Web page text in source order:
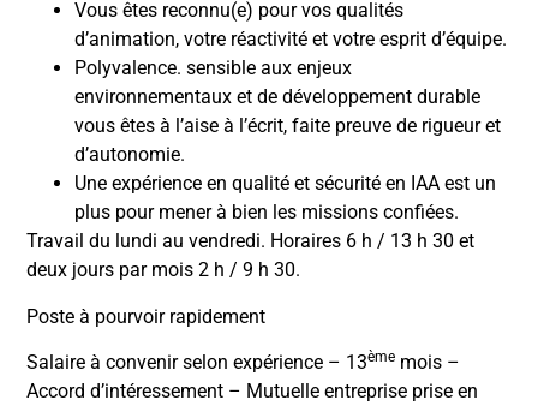
Vous êtes reconnu(e) pour vos qualités
d’animation, votre réactivité et votre esprit d’équipe.
Polyvalence. sensible aux enjeux
environnementaux et de développement durable
vous êtes à l’aise à l’écrit, faite preuve de rigueur et
d’autonomie.
Une expérience en qualité et sécurité en IAA est un
plus pour mener à bien les missions confiées.
Travail du lundi au vendredi. Horaires 6 h / 13 h 30 et
deux jours par mois 2 h / 9 h 30.
Poste à pourvoir rapidement
Salaire à convenir selon expérience – 13ème mois –
Accord d’intéressement – Mutuelle entreprise prise en